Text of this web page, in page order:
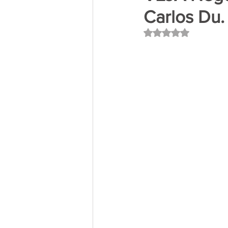
Carlos Du.
Avaliado com